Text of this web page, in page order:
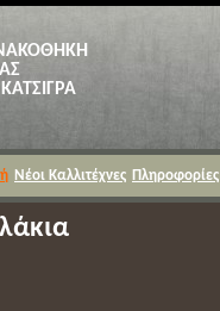
Νέοι Καλλιτέχνες Πληροφορίες